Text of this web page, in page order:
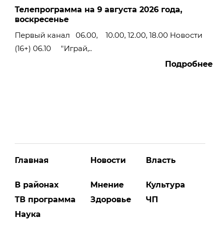
Телепрограмма на 9 августа 2026 года,
воскресенье
Первый канал 06.00, 10.00, 12.00, 18.00 Новости
(16+) 06.10 "Играй,..
Подробнее
Главная
В районах
ТВ программа
Наука
Новости
Мнение
Здоровье
Власть
Культура
ЧП